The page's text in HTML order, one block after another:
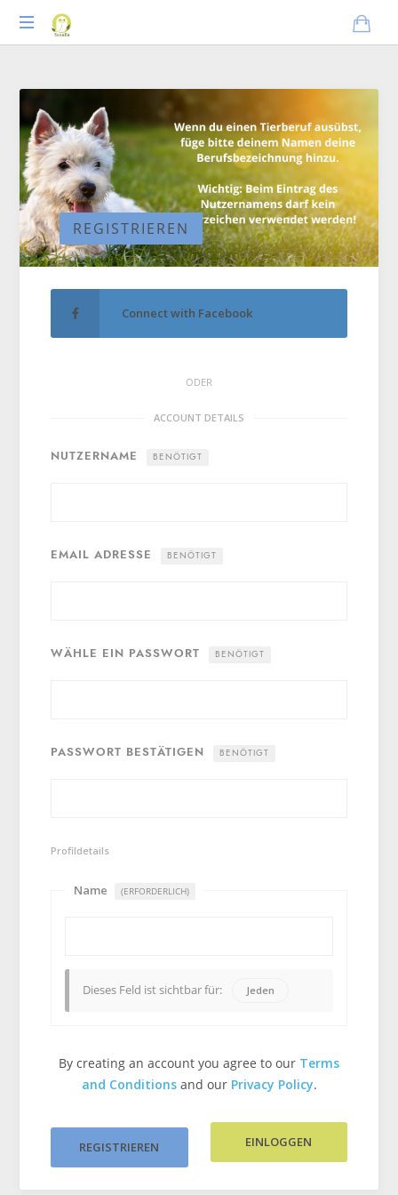
für
Tierheilpraktiker
REGISTRIEREN
Connect with Facebook
ODER
ACCOUNT DETAILS
NUTZERNAME BENÖTIGT
EMAIL ADRESSE BENÖTIGT
WÄHLE EIN PASSWORT BENÖTIGT
PASSWORT BESTÄTIGEN BENÖTIGT
Profildetails
Name (ERFORDERLICH)
Dieses Feld ist sichtbar für: Jeden
By creating an account you agree to our Terms
and Conditionsand our Privacy Policy.
REGISTRIEREN EINLOGGEN